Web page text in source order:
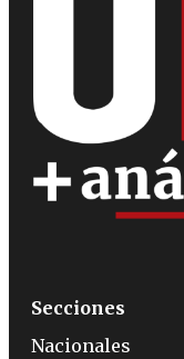
Secciones
Nacionales